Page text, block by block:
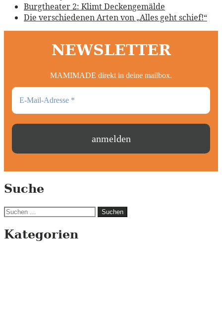
Burgtheater 2: Klimt Deckengemälde
Die verschiedenen Arten von „Alles geht schief!“
NEWSLETTER
MAMIMADE direkt in deine mailbox.
Suche
Suchen
Kategorien